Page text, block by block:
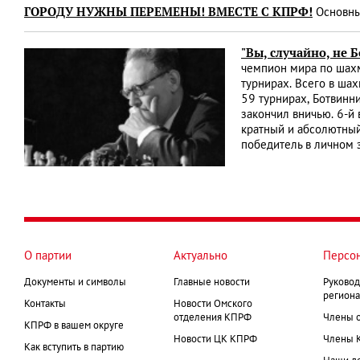
ГОРОДУ НУЖНЫ ПЕРЕМЕНЫ! ВМЕСТЕ С КПРФ!
"Вы, случайно, не
чемпион мира по
турнирах. Всего в
59 турнирах,
закончил вничью. 6-
кратный и
победитель в личном
О партии
Документы и символы
Контакты
КПРФ в вашем округе
Как вступить в партию
Актуально
Главные новости
Новости Омского
отделения КПРФ
Новости ЦК КПРФ
Члены
Члены